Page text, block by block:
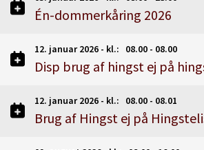
Én-dommerkåring 2026
12. januar 2026 - kl.: 08.00 - 08.00
Disp brug af hingst ej på
12. januar 2026 - kl.: 08.00 - 08.01
Brug af Hingst ej på